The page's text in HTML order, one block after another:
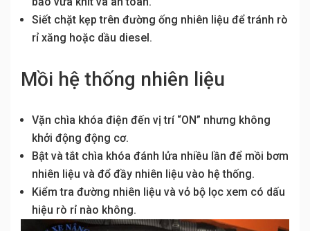
Siết chặt kẹp trên đường ống nhiên liệu để tránh rò
rỉ xăng hoặc dầu diesel.
Mồi hệ thống nhiên liệu
Vặn chìa khóa điện đến vị trí “ON” nhưng không
khởi động động cơ.
Bật và tắt chìa khóa đánh lửa nhiều lần để mồi bơm
nhiên liệu và đổ đầy nhiên liệu vào hệ thống.
Kiểm tra đường nhiên liệu và vỏ bộ lọc xem có dấu
hiệu rò rỉ nào không.